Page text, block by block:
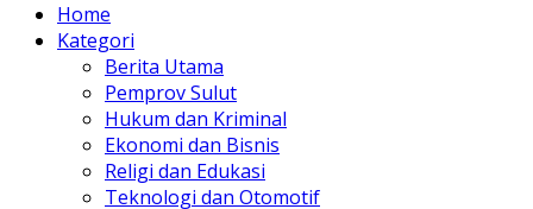
Home
Kategori
Berita Utama
Pemprov Sulut
Hukum dan Kriminal
Ekonomi dan Bisnis
Religi dan Edukasi
Teknologi dan Otomotif